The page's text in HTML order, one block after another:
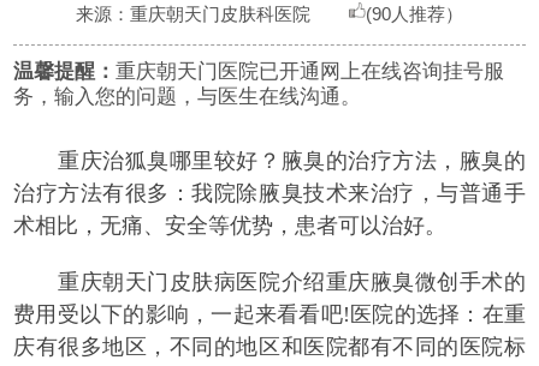
来源：重庆朝天门皮肤科医院 (90人推荐）
温馨提醒：重庆朝天门医院已开通网上在线咨询挂号服
务，输入您的问题，与医生在线沟通。
重庆治狐臭哪里较好？ 腋臭的治疗方法，腋臭的
治疗方法有很多：我院除腋臭技术来治疗，与普通手
术相比，无痛、安全等优势，患者可以治好。
重庆朝天门皮肤病医院介绍重庆腋臭微创手术的
费用受以下的影响，一起来看看吧!医院的选择：在重
庆有很多地区，不同的地区和医院都有不同的医院标